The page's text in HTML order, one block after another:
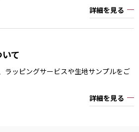
詳細を見る
て
ラッピングサービスや生地サンプルをご
詳細を見る